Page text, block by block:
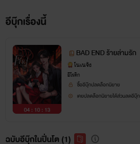
อีบุ๊กเรื่องนี้
04 : 10 : 13
BAD END ร้ายล่ามรัก
โนเนจัง
อีโรติก
ซื้ออีบุ๊กปลดล็อกนิยาย
เคยปลดล็อกนิยายได้ส่วนลดอีบุ๊ก
ฉบับอีบุ๊กในปิ่นโต (1)